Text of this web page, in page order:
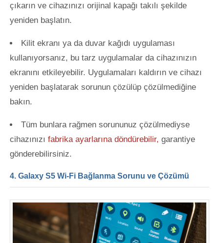
çıkarın ve cihazınızı orijinal kapağı takılı şekilde
yeniden başlatın.
Kilit ekranı ya da duvar kağıdı uygulaması
kullanıyorsanız, bu tarz uygulamalar da cihazınızın
ekranını etkileyebilir. Uygulamaları kaldırın ve cihazı
yeniden başlatarak sorunun çözülüp çözülmediğine
bakın.
Tüm bunlara rağmen sorununuz çözülmediyse
cihazınızı fabrika ayarlarına döndürebilir, garantiye
gönderebilirsiniz.
4. Galaxy S5 Wi-Fi Bağlanma Sorunu ve Çözümü